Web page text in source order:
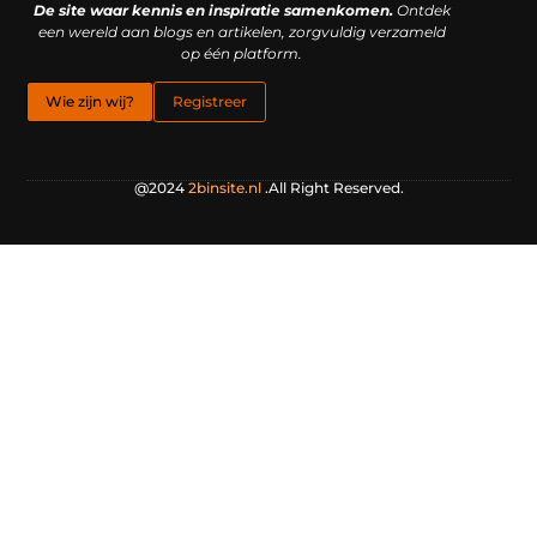
De site waar kennis en inspiratie samenkomen.Ontdek
een wereld aan blogs en artikelen, zorgvuldig verzameld
op één platform.
Wie zijn wij? Registreer
@2024 2binsite.nl.All Right Reserved.